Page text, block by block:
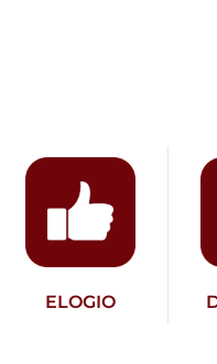
ELOGIO